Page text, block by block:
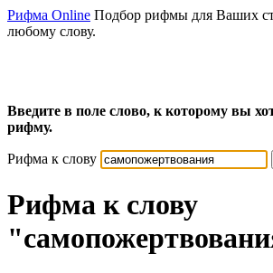
Рифма Online Подбор рифмы для Ваших
любому слову.
Введите в поле слово, к которому вы
рифму.
Рифма к слову
Рифма к слову